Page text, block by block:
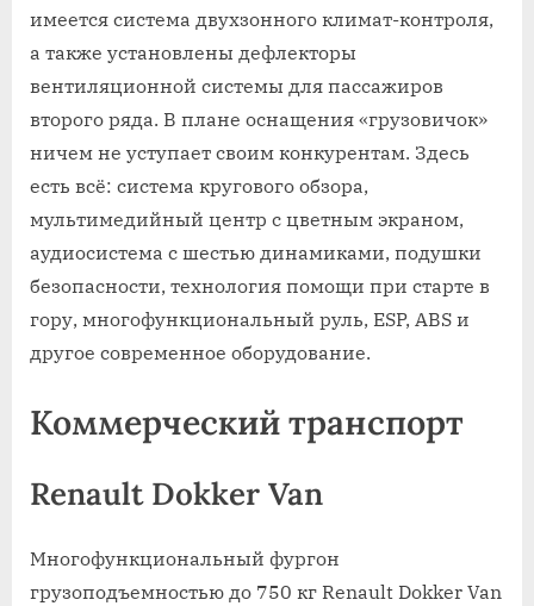
имеется система двухзонного климат-контроля,
а также установлены дефлекторы
вентиляционной системы для пассажиров
второго ряда. В плане оснащения «грузовичок»
ничем не уступает своим конкурентам. Здесь
есть всё: система кругового обзора,
мультимедийный центр с цветным экраном,
аудиосистема с шестью динамиками, подушки
безопасности, технология помощи при старте в
гору, многофункциональный руль, ESP, ABS и
другое современное оборудование.
Коммерческий транспорт
Renault Dokker Van
Многофункциональный фургон
грузоподъемностью до 750 кг Renault Dokker Van